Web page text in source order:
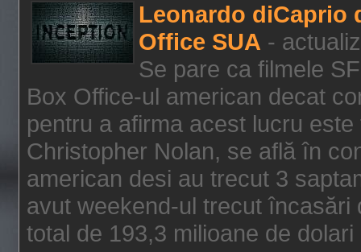
Leonardo diCaprio
Office SUA -
Se pare ca filmele
Box Office-ul american decat
pentru a afirma acest lucru
Christopher Nolan, se află în
american desi au trecut 3
avut weekend-ul trecut încasări
total de 193,3 milioane de